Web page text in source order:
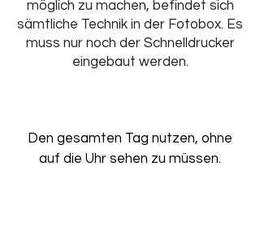
möglich zu machen, befindet sich
sämtliche Technik in der Fotobox. Es
muss nur noch der Schnelldrucker
eingebaut werden.
Den gesamten Tag nutzen, ohne
auf die Uhr sehen zu müssen.